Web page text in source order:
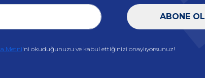
ABONE OL
Metni'ni okuduğunuzu ve kabul ettiğinizi onaylıyorsunuz!